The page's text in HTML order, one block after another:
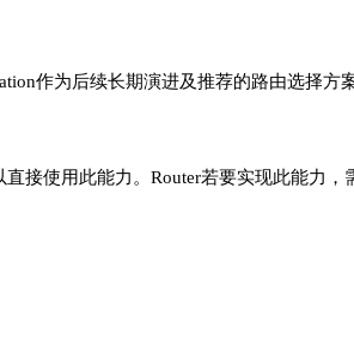
作为后续长期演进及推荐的路由选择方
接使用此能力。Router若要实现此能力，